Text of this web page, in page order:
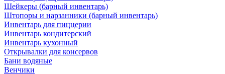
Шейкеры (барный инвентарь)
Штопоры и нарзанники (барный инвентарь)
Инвентарь для пиццерии
Инвентарь кондитерский
Инвентарь кухонный
Открывалки для консервов
Бани водяные
Венчики